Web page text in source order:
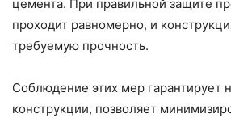
цемента. При правильной защите
проходит равномерно, и
требуемую прочность.
Соблюдение этих мер гарантирует
конструкции, позволяет